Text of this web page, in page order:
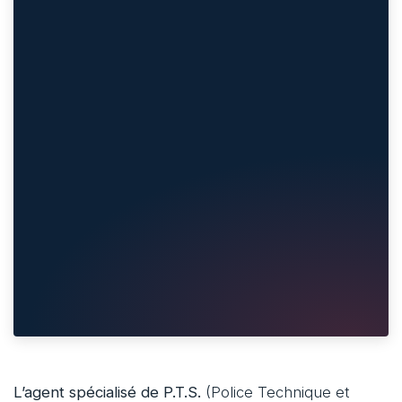
L’agent spécialisé de P.T.S. (Police Technique et